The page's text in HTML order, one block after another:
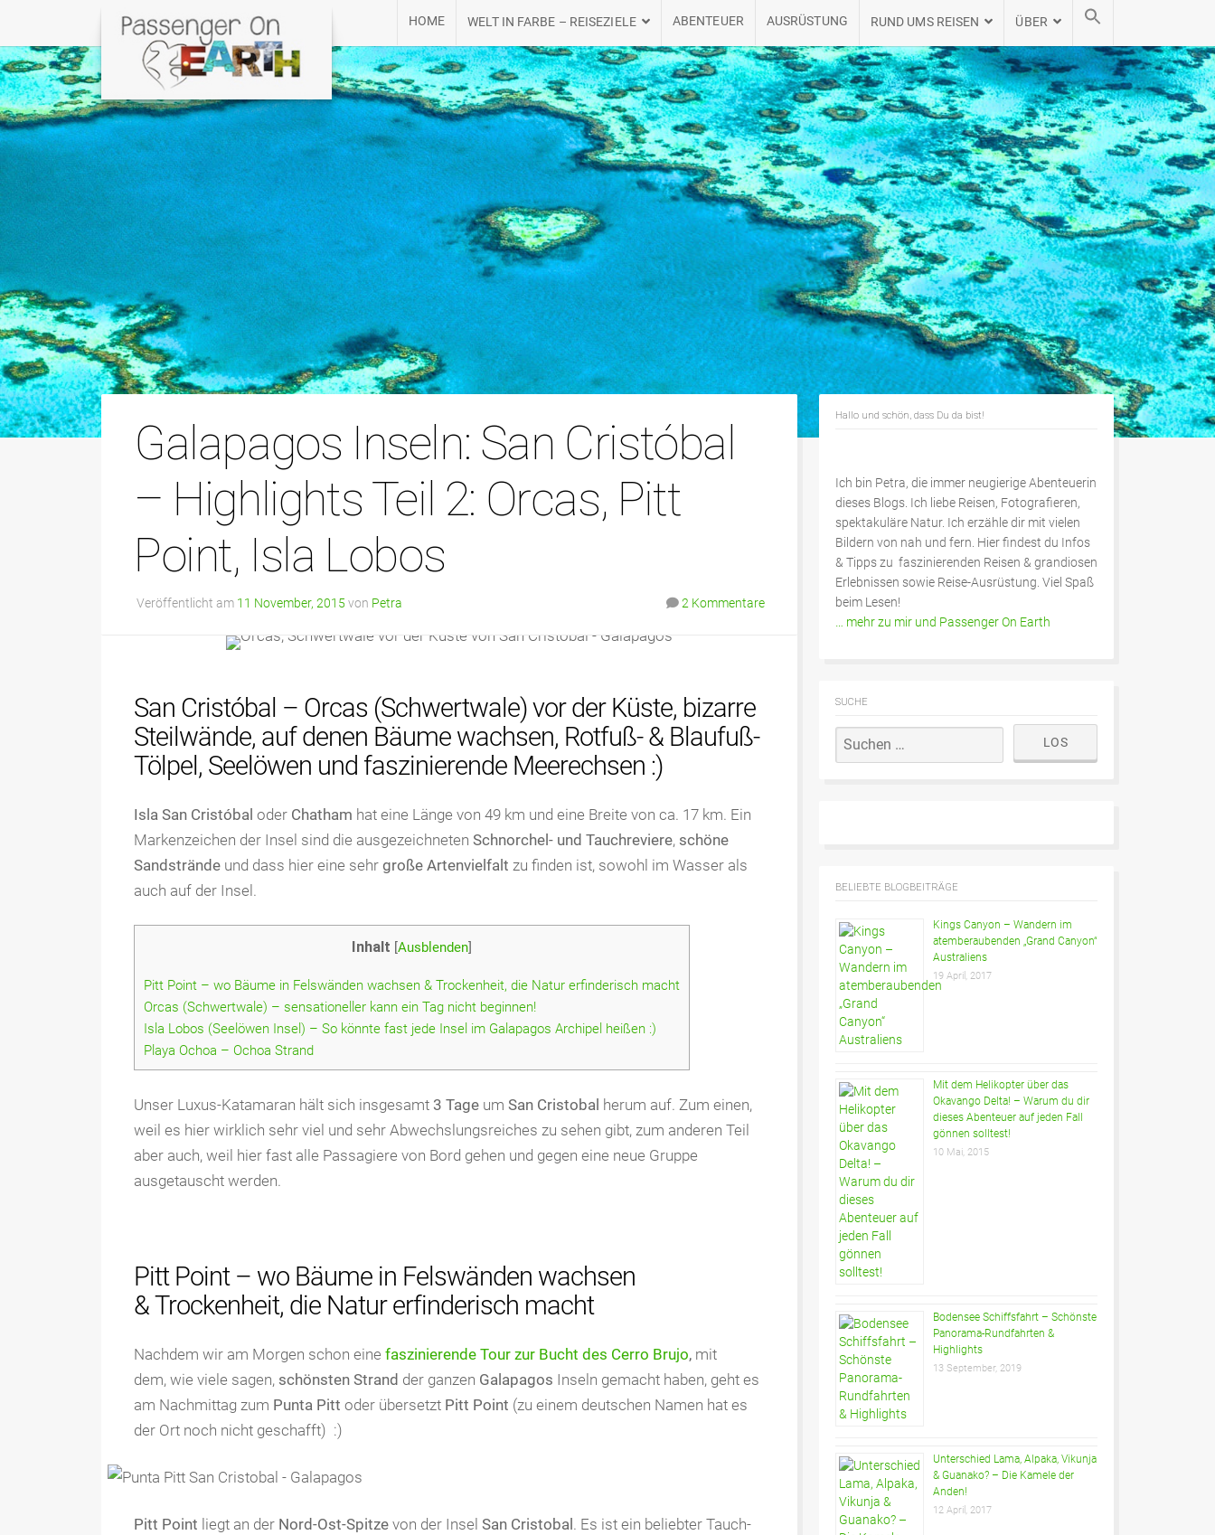
HOME WELT IN FARBE – REISEZIELE ABENTEUER AUSRÜSTUNG RUND UMS REISEN ÜBER
Galapagos Inseln: San Cristóbal
– Highlights Teil 2: Orcas, Pitt
Point, Isla Lobos
Veröffentlicht am 11 November, 2015 von Petra 2 Kommentare
San Cristóbal – Orcas (Schwertwale) vor der Küste, bizarre
Steilwände, auf denen Bäume wachsen, Rotfuß- & Blaufuß-
Tölpel, Seelöwen und faszinierende Meerechsen :)
Isla San Cristóbal oder Chatham hat eine Länge von 49 km und eine Breite von ca. 17 km. Ein
Markenzeichen der Insel sind die ausgezeichneten Schnorchel- und Tauchreviere, schöne
Sandstrände und dass hier eine sehr große Artenvielfalt zu finden ist, sowohl im Wasser als
auch auf der Insel.
Inhalt [Ausblenden]
Pitt Point – wo Bäume in Felswänden wachsen & Trockenheit, die Natur erfinderisch macht
Orcas (Schwertwale) – sensationeller kann ein Tag nicht beginnen!
Isla Lobos (Seelöwen Insel) – So könnte fast jede Insel im Galapagos Archipel heißen :)
Playa Ochoa – Ochoa Strand
Unser Luxus-Katamaran hält sich insgesamt 3 Tage um San Cristobal herum auf. Zum einen,
weil es hier wirklich sehr viel und sehr Abwechslungsreiches zu sehen gibt, zum anderen Teil
aber auch, weil hier fast alle Passagiere von Bord gehen und gegen eine neue Gruppe
ausgetauscht werden.
Pitt Point – wo Bäume in Felswänden wachsen
& Trockenheit, die Natur erfinderisch macht
Nachdem wir am Morgen schon eine faszinierende Tour zur Bucht des Cerro Brujo, mit
dem, wie viele sagen, schönsten Strand der ganzen Galapagos Inseln gemacht haben, geht es
am Nachmittag zum Punta Pitt oder übersetzt Pitt Point (zu einem deutschen Namen hat es
der Ort noch nicht geschafft) :)
Pitt Point liegt an der Nord-Ost-Spitze von der Insel San Cristobal . Es ist ein beliebter Tauch-
Hallo und schön, dass Du da bist!
Ich bin Petra, die immer neugierige Abenteuerin
dieses Blogs. Ich liebe Reisen, Fotografieren,
spektakuläre Natur. Ich erzähle dir mit vielen
Bildern von nah und fern. Hier findest du Infos
& Tipps zu faszinierenden Reisen & grandiosen
Erlebnissen sowie Reise-Ausrüstung. Viel Spaß
beim Lesen!
… mehr zu mir und Passenger On Earth
SUCHE
BELIEBTE BLOGBEITRÄGE
Kings Canyon – Wandern im
atemberaubenden „Grand Canyon“
Australiens
19 April, 2017
Mit dem Helikopter über das
Okavango Delta! – Warum du dir
dieses Abenteuer auf jeden Fall
gönnen solltest!
10 Mai, 2015
Bodensee Schiffsfahrt – Schönste
Panorama-Rundfahrten &
Highlights
13 September, 2019
Unterschied Lama, Alpaka, Vikunja
& Guanako? – Die Kamele der
Anden!
12 April, 2017